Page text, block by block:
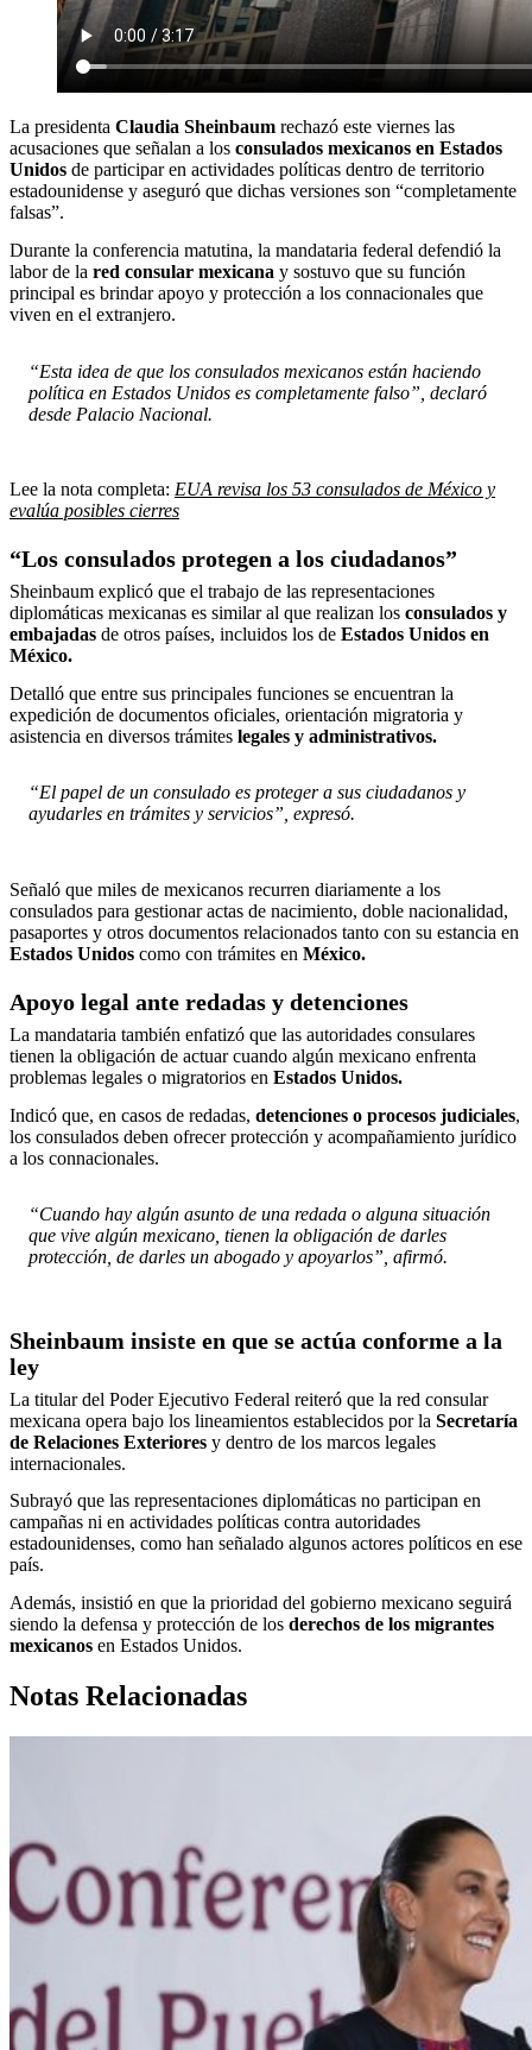
La presidenta Claudia Sheinbaum rechazó este viernes las
acusaciones que señalan a los consulados mexicanos en Estados
Unidos de participar en actividades políticas dentro de territorio
estadounidense y aseguró que dichas versiones son “completamente
falsas”.
Durante la conferencia matutina, la mandataria federal defendió la
labor de la red consular mexicana y sostuvo que su función
principal es brindar apoyo y protección a los connacionales que
viven en el extranjero.
“Esta idea de que los consulados mexicanos están haciendo
política en Estados Unidos es completamente falso”, declaró
desde Palacio Nacional.
Lee la nota completa: EUA revisa los 53 consulados de México y
evalúa posibles cierres
“Los consulados protegen a los ciudadanos”
Sheinbaum explicó que el trabajo de las representaciones
diplomáticas mexicanas es similar al que realizan los consulados y
embajadas de otros países, incluidos los de Estados Unidos en
México.
Detalló que entre sus principales funciones se encuentran la
expedición de documentos oficiales, orientación migratoria y
asistencia en diversos trámites legales y administrativos.
“El papel de un consulado es proteger a sus ciudadanos y
ayudarles en trámites y servicios”, expresó.
Señaló que miles de mexicanos recurren diariamente a los
consulados para gestionar actas de nacimiento, doble nacionalidad,
pasaportes y otros documentos relacionados tanto con su estancia en
Estados Unidos como con trámites en México.
Apoyo legal ante redadas y detenciones
La mandataria también enfatizó que las autoridades consulares
tienen la obligación de actuar cuando algún mexicano enfrenta
problemas legales o migratorios en Estados Unidos.
Indicó que, en casos de redadas, detenciones o procesos judiciales,
los consulados deben ofrecer protección y acompañamiento jurídico
a los connacionales.
“Cuando hay algún asunto de una redada o alguna situación
que vive algún mexicano, tienen la obligación de darles
protección, de darles un abogado y apoyarlos”, afirmó.
Sheinbaum insiste en que se actúa conforme a la
ley
La titular del Poder Ejecutivo Federal reiteró que la red consular
mexicana opera bajo los lineamientos establecidos por la Secretaría
de Relaciones Exteriores y dentro de los marcos legales
internacionales.
Subrayó que las representaciones diplomáticas no participan en
campañas ni en actividades políticas contra autoridades
estadounidenses, como han señalado algunos actores políticos en ese
país.
Además, insistió en que la prioridad del gobierno mexicano seguirá
siendo la defensa y protección de los derechos de los migrantes
mexicanos en Estados Unidos.
Notas Relacionadas